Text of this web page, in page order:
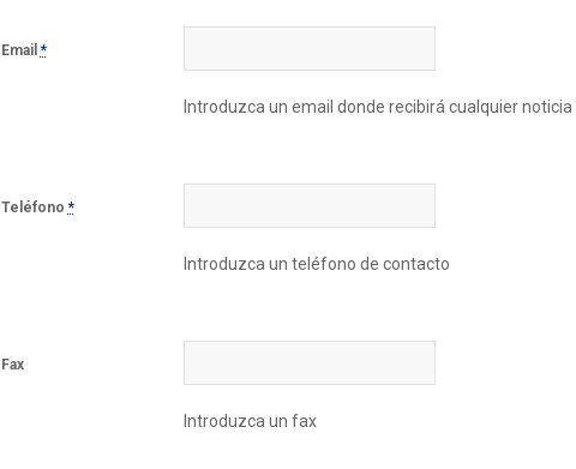
Email *
Introduzca un email donde recibirá cualquier
Teléfono *
Introduzca un teléfono de contacto
Fax
Introduzca un fax